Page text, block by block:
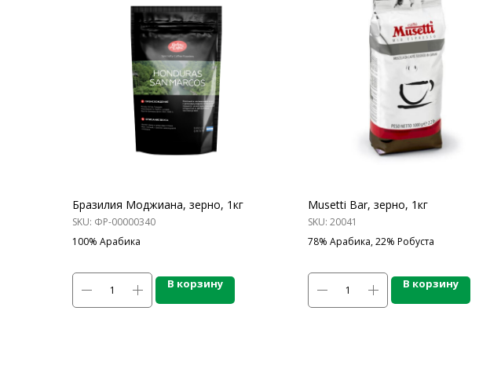
Бразилия Моджиана, зерно, 1кг
SKU: ФР-00000340
100% Арабика
В корзину
Musetti Bar, зерно, 1кг
SKU: 20041
78% Арабика, 22% Робуста
В корзину